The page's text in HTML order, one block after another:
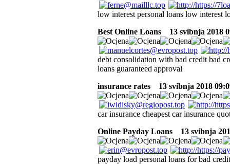
low interest personal loans low interest
Best Online Loans
13 svibnja 2018
debt consolidation with bad credit bad
loans guaranteed approval
insurance rates
13 svibnja 2018
car insurance cheapest car insurance
Online Payday Loans
13 svibnja
payday load personal loans for bad